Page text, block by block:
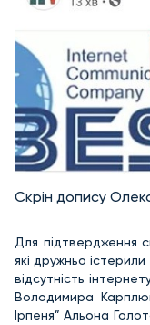
Скрін допису
Для підтвердження
які дружньо
відсутність
Володимира
Ірпеня” Альона